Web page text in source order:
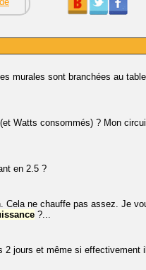
murales sont branchées au
Watts consommés) ? Mon
en 2.5 ?
Cela ne chauffe pas assez. Je
?...
jours et même si effectivement